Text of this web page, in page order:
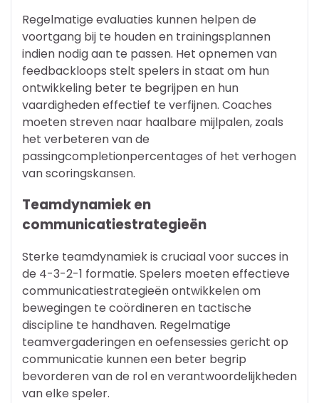
Regelmatige evaluaties kunnen helpen de
voortgang bij te houden en trainingsplannen
indien nodig aan te passen. Het opnemen van
feedbackloops stelt spelers in staat om hun
ontwikkeling beter te begrijpen en hun
vaardigheden effectief te verfijnen. Coaches
moeten streven naar haalbare mijlpalen, zoals
het verbeteren van de
passingcompletionpercentages of het verhogen
van scoringskansen.
Teamdynamiek en
communicatiestrategieën
Sterke teamdynamiek is cruciaal voor succes in
de 4-3-2-1 formatie. Spelers moeten effectieve
communicatiestrategieën ontwikkelen om
bewegingen te coördineren en tactische
discipline te handhaven. Regelmatige
teamvergaderingen en oefensessies gericht op
communicatie kunnen een beter begrip
bevorderen van de rol en verantwoordelijkheden
van elke speler.